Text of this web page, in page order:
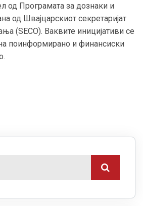
од Програмата за дознаки и
од Швајцарскиот секретаријат
(SECO). Ваквите иницијативи се
поинформирано и финансиски